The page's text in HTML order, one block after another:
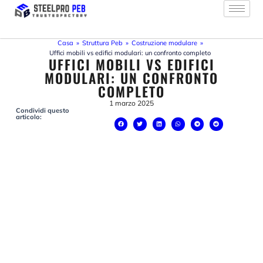
contenuto
Casa » Struttura Peb » Costruzione modulare »
Uffici mobili vs edifici modulari: un confronto completo
UFFICI MOBILI VS EDIFICI
MODULARI: UN CONFRONTO
COMPLETO
1 marzo 2025
Condividi questo
articolo: